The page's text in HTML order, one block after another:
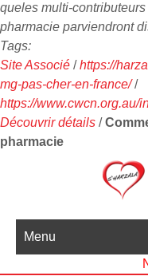
queles multi-
pharmacie parviendront
Tags:
Site Associé /https://
mg-pas-cher-en-france//
https://www.cwcn.org.au/
Découvrir détails /
pharmacie
Menu